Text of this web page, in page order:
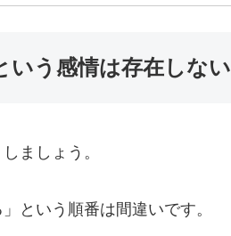
いう感情は存在しない
ましょう。
という順番は間違いです。